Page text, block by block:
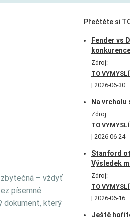
zbytečná – vždyť
písemné
dokument, který
Přečtěte si
Fender vs
konkurence
Zdroj:
TO
2026-06-30
Na vrcholu
Zdroj:
TO
2026-06-24
Stanford
Výsledek
Zdroj:
TO
2026-06-16
Ještě